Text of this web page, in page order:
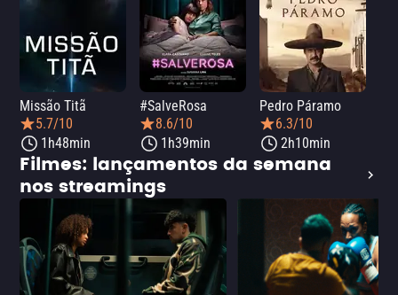
Missão Titã
5.7/10
1h48min
#SalveRosa
8.6/10
1h39min
Pedro Páramo
6.3/10
2h10min
Filmes: lançamentos da semana
nos streamings